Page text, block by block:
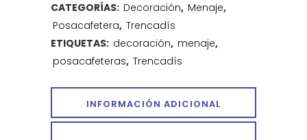
CATEGORÍAS: Decoración, Menaje,
Posacafetera, Trencadís
ETIQUETAS: decoración, menaje,
posacafeteras, Trencadís
INFORMACIÓN ADICIONAL